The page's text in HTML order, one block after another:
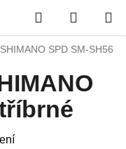
Hledat
KOŠÍK
SPD SM-SH56